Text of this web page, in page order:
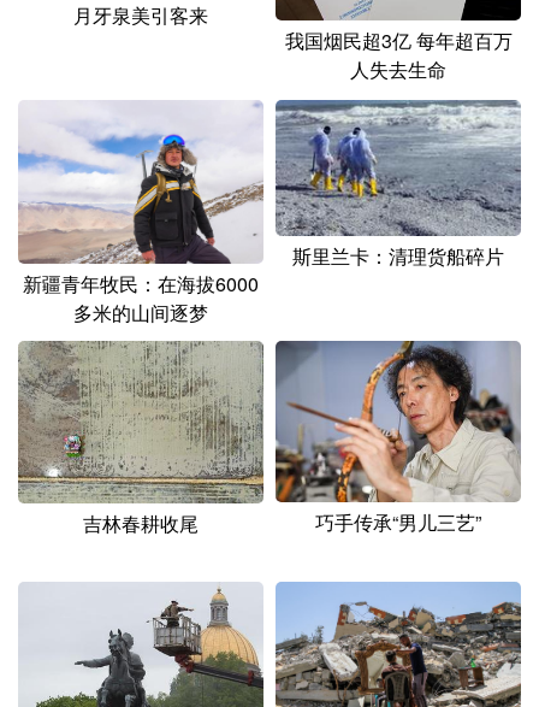
Русский язык 日本語 한국어
月牙泉美引客来
我国烟民超3亿 每年超百万
人失去生命
新疆青年牧民：在海拔6000
多米的山间逐梦
斯里兰卡：清理货船碎片
吉林春耕收尾 巧手传承“男儿三艺”